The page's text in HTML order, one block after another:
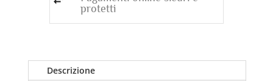
protetti
Descrizione